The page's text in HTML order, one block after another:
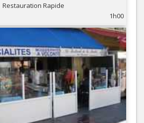
Restauration Rapide
1h00